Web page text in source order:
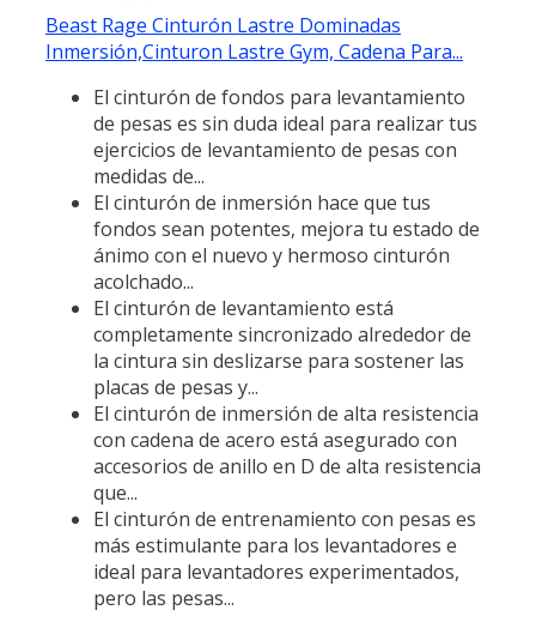
Beast Rage Cinturón Lastre Dominadas
Inmersión,Cinturon Lastre Gym, Cadena Para...
El cinturón de fondos para levantamiento
de pesas es sin duda ideal para realizar tus
ejercicios de levantamiento de pesas con
medidas de...
El cinturón de inmersión hace que tus
fondos sean potentes, mejora tu estado de
ánimo con el nuevo y hermoso cinturón
acolchado...
El cinturón de levantamiento está
completamente sincronizado alrededor de
la cintura sin deslizarse para sostener las
placas de pesas y...
El cinturón de inmersión de alta resistencia
con cadena de acero está asegurado con
accesorios de anillo en D de alta resistencia
que...
El cinturón de entrenamiento con pesas es
más estimulante para los levantadores e
ideal para levantadores experimentados,
pero las pesas...